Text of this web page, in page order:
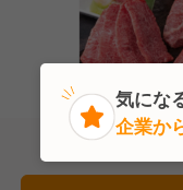
気にな
企業か